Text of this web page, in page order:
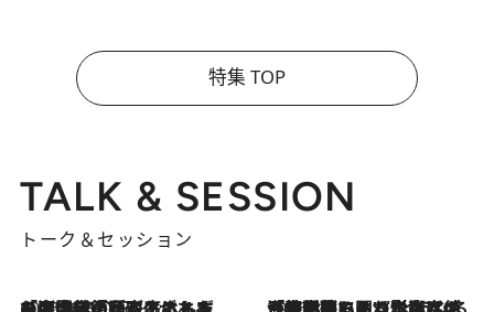
特集 TOP
TALK & SESSION
トーク＆セッション